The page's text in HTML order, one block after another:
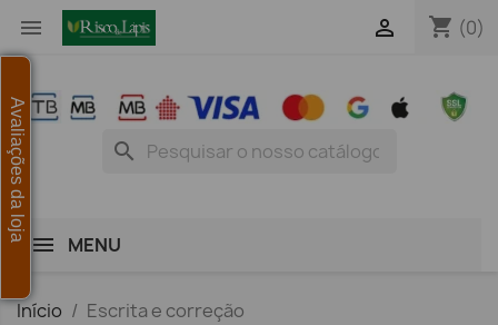
 shopping_cart (0)

search
MENU
Início Escrita e correção
Avaliações da loja